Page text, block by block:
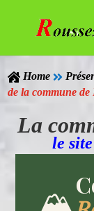
 Home 
de la commune de
La
le